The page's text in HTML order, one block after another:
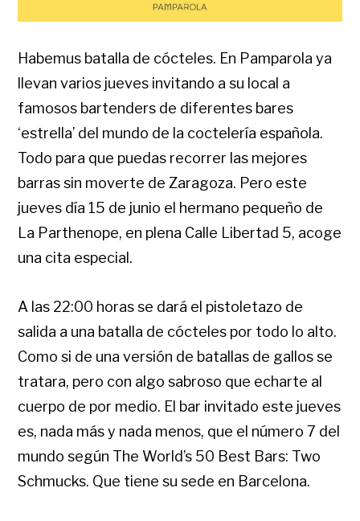
Habemus batalla de cócteles. En Pamparola ya
llevan varios jueves invitando a su local a
famosos bartenders de diferentes bares
‘estrella’ del mundo de la coctelería española.
Todo para que puedas recorrer las mejores
barras sin moverte de Zaragoza. Pero este
jueves día 15 de junio el hermano pequeño de
La Parthenope, en plena Calle Libertad 5, acoge
una cita especial.
A las 22:00 horas se dará el pistoletazo de
salida a una batalla de cócteles por todo lo alto.
Como si de una versión de batallas de gallos se
tratara, pero con algo sabroso que echarte al
cuerpo de por medio. El bar invitado este jueves
es, nada más y nada menos, que el número 7 del
mundo según The World’s 50 Best Bars: Two
Schmucks. Que tiene su sede en Barcelona.